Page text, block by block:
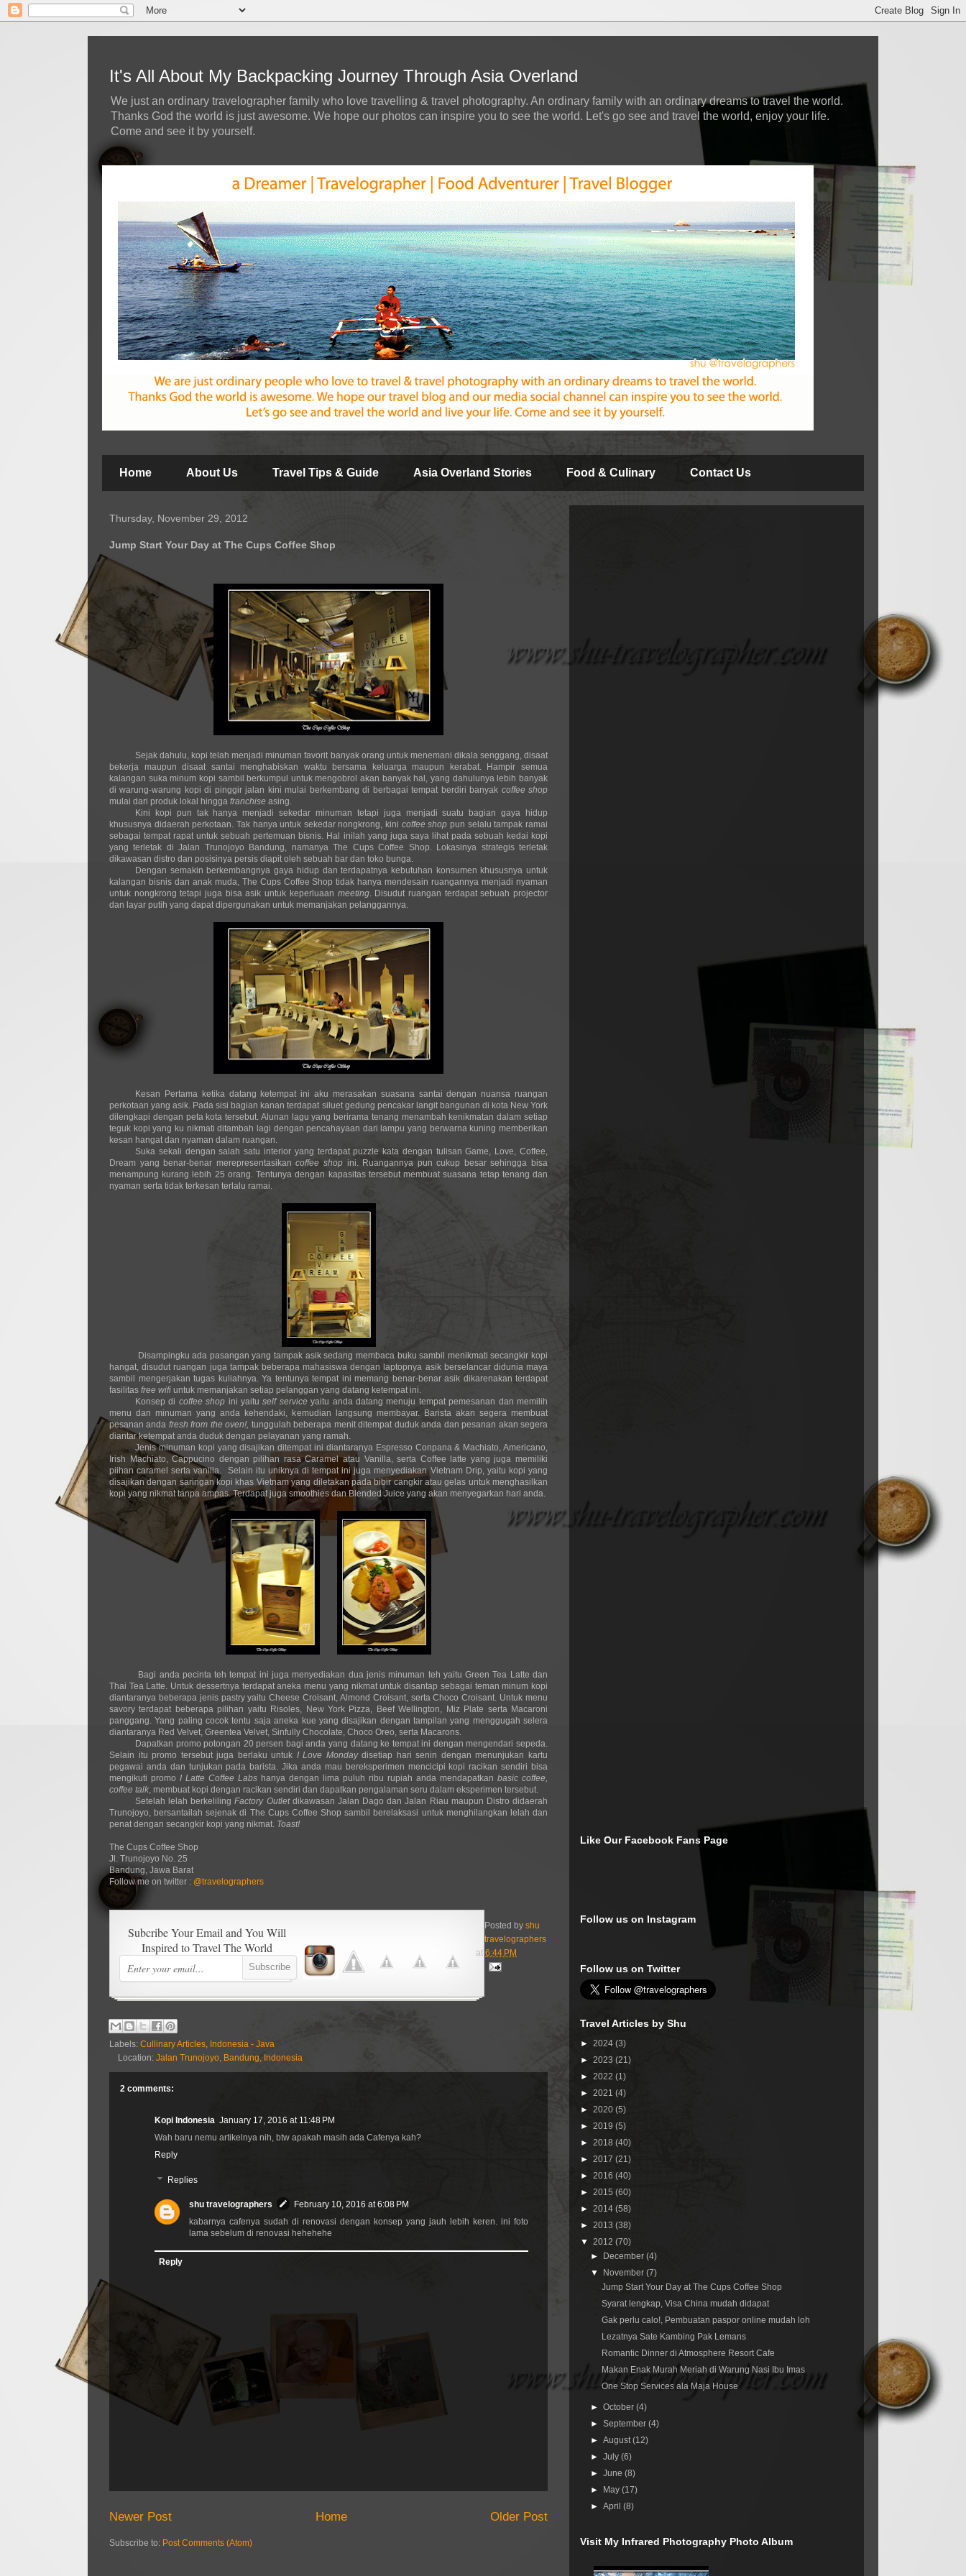
It's All About My Backpacking Journey Through Asia Overland
We just an ordinary travelographer family who love travelling & travel photography. An ordinary family with an ordinary dreams to travel the world.
Thanks God the world is just awesome. We hope our photos can inspire you to see the world. Let's go see and travel the world, enjoy your life.
Come and see it by yourself.
Home About Us Travel Tips & Guide Asia Overland Stories Food & Culinary Contact Us
Thursday, November 29, 2012
Jump Start Your Day at The Cups Coffee Shop
Sejak dahulu, kopi telah menjadi minuman favorit banyak orang untuk menemani dikala senggang, disaat
bekerja maupun disaat santai menghabiskan waktu bersama keluarga maupun kerabat. Hampir semua
kalangan suka minum kopi sambil berkumpul untuk mengobrol akan banyak hal, yang dahulunya lebih banyak
di warung-warung kopi di pinggir jalan kini mulai berkembang di berbagai tempat berdiri banyak coffee shop
mulai dari produk lokal hingga franchise asing.
Kini kopi pun tak hanya menjadi sekedar minuman tetapi juga menjadi suatu bagian gaya hidup
khususnya didaerah perkotaan. Tak hanya untuk sekedar nongkrong, kini coffee shop pun selalu tampak ramai
sebagai tempat rapat untuk sebuah pertemuan bisnis. Hal inilah yang juga saya lihat pada sebuah kedai kopi
yang terletak di Jalan Trunojoyo Bandung, namanya The Cups Coffee Shop. Lokasinya strategis terletak
dikawasan distro dan posisinya persis diapit oleh sebuah bar dan toko bunga.
Dengan semakin berkembangnya gaya hidup dan terdapatnya kebutuhan konsumen khususnya untuk
kalangan bisnis dan anak muda, The Cups Coffee Shop tidak hanya mendesain ruangannya menjadi nyaman
untuk nongkrong tetapi juga bisa asik untuk keperluaan meeting. Disudut ruangan terdapat sebuah projector
dan layar putih yang dapat dipergunakan untuk memanjakan pelanggannya.
Kesan Pertama ketika datang ketempat ini aku merasakan suasana santai dengan nuansa ruangan
perkotaan yang asik. Pada sisi bagian kanan terdapat siluet gedung pencakar langit bangunan di kota New York
dilengkapi dengan peta kota tersebut. Alunan lagu yang berirama tenang menambah kenikmatan dalam setiap
teguk kopi yang ku nikmati ditambah lagi dengan pencahayaan dari lampu yang berwarna kuning memberikan
kesan hangat dan nyaman dalam ruangan.
Suka sekali dengan salah satu interior yang terdapat puzzle kata dengan tulisan Game, Love, Coffee,
Dream yang benar-benar merepresentasikancoffee shopini. Ruangannya pun cukup besar sehingga bisa
menampung kurang lebih 25 orang. Tentunya dengan kapasitas tersebut membuat suasana tetap tenang dan
nyaman serta tidak terkesan terlalu ramai.
Disampingku ada pasangan yang tampak asik sedang membaca buku sambil menikmati secangkir kopi
hangat, disudut ruangan juga tampak beberapa mahasiswa dengan laptopnya asik berselancar didunia maya
sambil mengerjakan tugas kuliahnya. Ya tentunya tempat ini memang benar-benar asik dikarenakan terdapat
fasilitas free wifi untuk memanjakan setiap pelanggan yang datang ketempat ini.
Konsep di coffee shop ini yaituself serviceyaitu anda datang menuju tempat pemesanan dan memilih
menu dan minuman yang anda kehendaki, kemudian langsung membayar. Barista akan segera membuat
pesanan anda fresh from the oven!, tunggulah beberapa menit ditempat duduk anda dan pesanan akan segera
diantar ketempat anda duduk dengan pelayanan yang ramah.
Jenis minuman kopi yang disajikan ditempat ini diantaranya Espresso Conpana & Machiato, Americano,
Irish Machiato, Cappucino dengan pilihan rasa Caramel atau Vanilla, serta Coffee latte yang juga memiliki
piihan caramel serta vanilla.
Selain itu uniknya di tempat ini juga menyediakan Vietnam Drip, yaitu kopi yang
disajikan dengan saringan kopi khas Vietnam yang diletakan pada bibir cangkir atau gelas untuk menghasilkan
kopi yang nikmat tanpa ampas. Terdapat juga smoothies dan Blended Juice yang akan menyegarkan hari anda.
Bagi anda pecinta teh tempat ini juga menyediakan dua jenis minuman teh yaitu Green Tea Latte dan
Thai Tea Latte. Untuk dessertnya terdapat aneka menu yang nikmat untuk disantap sebagai teman minum kopi
diantaranya beberapa jenis pastry yaitu Cheese Croisant, Almond Croisant, serta Choco Croisant. Untuk menu
savory terdapat beberapa pilihan yaitu Risoles, New York Pizza, Beef Wellington, Miz Plate serta Macaroni
panggang. Yang paling cocok tentu saja aneka kue yang disajikan dengan tampilan yang menggugah selera
diantaranya Red Velvet, Greentea Velvet, Sinfully Chocolate, Choco Oreo, serta Macarons.
Dapatkan promo potongan 20 persen bagi anda yang datang ke tempat ini dengan mengendari sepeda.
Selain itu promo tersebut juga berlaku untuk I Love Mondaydisetiap hari senin dengan menunjukan kartu
pegawai anda dan tunjukan pada barista. Jika anda mau bereksperimen mencicipi kopi racikan sendiri bisa
mengikuti promo I Latte Coffee Labs hanya dengan lima puluh ribu rupiah anda mendapatkan basic coffee,
coffee talk, membuat kopi dengan racikan sendiri dan dapatkan pengalaman seru dalam eksperimen tersebut.
Setelah lelah berkelilingFactory Outletdikawasan Jalan Dago dan Jalan Riau maupun Distro didaerah
Trunojoyo, bersantailah sejenak di The Cups Coffee Shop sambil berelaksasi untuk menghilangkan lelah dan
penat dengan secangkir kopi yang nikmat. Toast!
The Cups Coffee Shop
Jl. Trunojoyo No. 25
Bandung, Jawa Barat
Follow me on twitter : @travelographers
Subcribe Your Email and You Will
Inspired to Travel The World
Posted by shu
travelographers
at 6:44 PM
Labels: Cullinary Articles, Indonesia - Java
Location: Jalan Trunojoyo, Bandung, Indonesia
2 comments:
Kopi Indonesia January 17, 2016 at 11:48 PM
Wah baru nemu artikelnya nih, btw apakah masih ada Cafenya kah?
Reply
Replies
shu travelographers
February 10, 2016 at 6:08 PM
kabarnya cafenya sudah di renovasi dengan konsep yang jauh lebih keren. ini foto
lama sebelum di renovasi hehehehe
Reply
Newer Post Older Post
Home
Subscribe to: Post Comments (Atom)
Like Our Facebook Fans Page
Follow us on Instagram
Follow us on Twitter
Travel Articles by Shu
► 2024 (3)
► 2023 (21)
► 2022 (1)
► 2021 (4)
► 2020 (5)
► 2019 (5)
► 2018 (40)
► 2017 (21)
► 2016 (40)
► 2015 (60)
► 2014 (58)
► 2013 (38)
▼ 2012 (70)
►
December(4)
▼
November(7)
Jump Start Your Day at The Cups Coffee Shop
Syarat lengkap, Visa China mudah didapat
Gak perlu calo!, Pembuatan paspor online mudah loh
Lezatnya Sate Kambing Pak Lemans
Romantic Dinner di Atmosphere Resort Cafe
Makan Enak Murah Meriah di Warung Nasi Ibu Imas
One Stop Services ala Maja House
►October(4)
►September(4)
►August(12)
►July(6)
►June(8)
►
May(17)
►April(8)
Visit My Infrared Photography Photo Album